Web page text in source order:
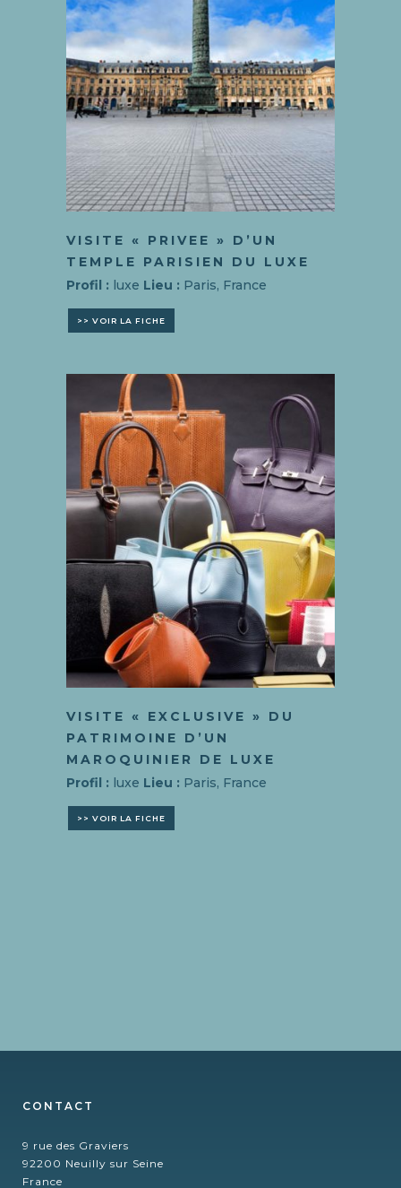
VISITE « PRIVEE » D’UN
TEMPLE PARISIEN DU LUXE
Profil : luxe Lieu : Paris, France
>> VOIR LA FICHE
VISITE « EXCLUSIVE » DU
PATRIMOINE D’UN
MAROQUINIER DE LUXE
Profil : luxe Lieu : Paris, France
>> VOIR LA FICHE
CONTACT
9 rue des Graviers
92200 Neuilly sur Seine
France